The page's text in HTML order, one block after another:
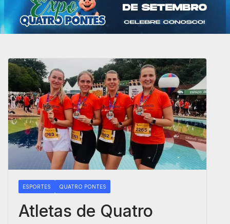
ESPORTES QUATRO PONTES
Atletas de Quatro